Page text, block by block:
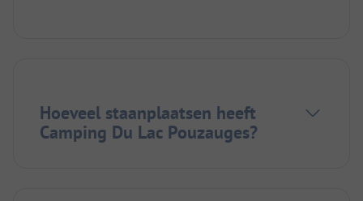
Hoeveel staanplaatsen heeft
Camping Du Lac Pouzauges?